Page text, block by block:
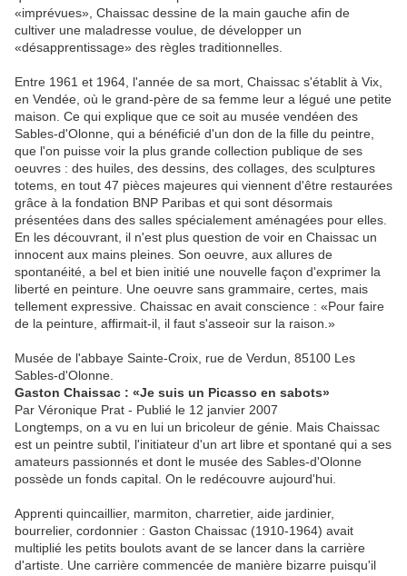
«imprévues», Chaissac dessine de la main gauche afin de
cultiver une maladresse voulue, de développer un
«désapprentissage» des règles traditionnelles.
Entre 1961 et 1964, l'année de sa mort, Chaissac s'établit à Vix,
en Vendée, où le grand-père de sa femme leur a légué une petite
maison. Ce qui explique que ce soit au musée vendéen des
Sables-d'Olonne, qui a bénéficié d'un don de la fille du peintre,
que l'on puisse voir la plus grande collection publique de ses
oeuvres : des huiles, des dessins, des collages, des sculptures
totems, en tout 47 pièces majeures qui viennent d'être restaurées
grâce à la fondation BNP Paribas et qui sont désormais
présentées dans des salles spécialement aménagées pour elles.
En les découvrant, il n'est plus question de voir en Chaissac un
innocent aux mains pleines. Son oeuvre, aux allures de
spontanéité, a bel et bien initié une nouvelle façon d'exprimer la
liberté en peinture. Une oeuvre sans grammaire, certes, mais
tellement expressive. Chaissac en avait conscience : «Pour faire
de la peinture, affirmait-il, il faut s'asseoir sur la raison.»
Musée de l'abbaye Sainte-Croix, rue de Verdun, 85100 Les
Sables-d'Olonne.
Gaston Chaissac : «Je suis un Picasso en sabots»
Par Véronique Prat - Publié le 12 janvier 2007
Longtemps, on a vu en lui un bricoleur de génie. Mais Chaissac
est un peintre subtil, l'initiateur d'un art libre et spontané qui a ses
amateurs passionnés et dont le musée des Sables-d'Olonne
possède un fonds capital. On le redécouvre aujourd'hui.
Apprenti quincaillier, marmiton, charretier, aide jardinier,
bourrelier, cordonnier : Gaston Chaissac (1910-1964) avait
multiplié les petits boulots avant de se lancer dans la carrière
d'artiste. Une carrière commencée de manière bizarre puisqu'il